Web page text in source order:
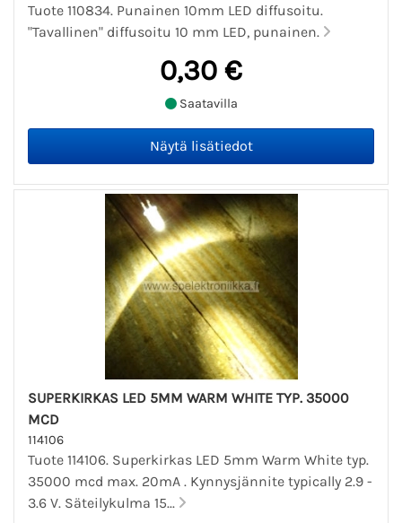
Tuote 110834. Punainen 10mm LED diffusoitu.
"Tavallinen" diffusoitu 10 mm LED, punainen.
0,30 €
Saatavilla
SUPERKIRKAS LED 5MM WARM WHITE TYP. 35000
MCD
114106
Tuote 114106. Superkirkas LED 5mm Warm White typ.
35000 mcd max. 20mA . Kynnysjännite typically 2.9 -
3.6 V. Säteilykulma 15...